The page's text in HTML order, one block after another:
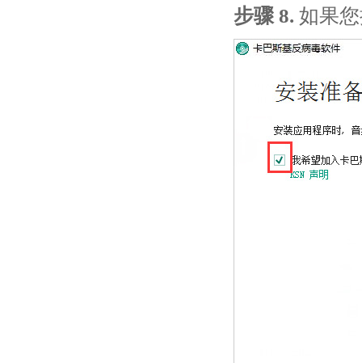
步骤 8. 如果